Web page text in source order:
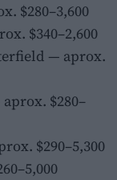
$280–3,600
$340–2,600
— aprox.
$280–
$290–5,300